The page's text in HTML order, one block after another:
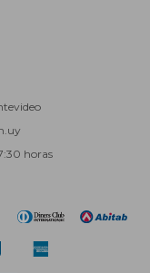
horas